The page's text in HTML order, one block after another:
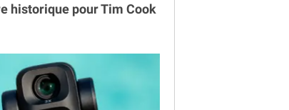
historique pour Tim Cook